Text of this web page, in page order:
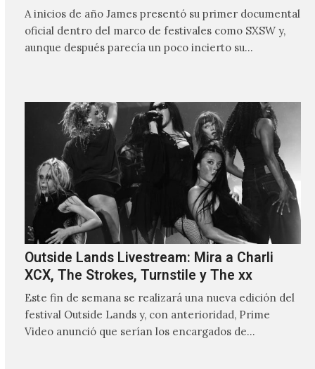
A inicios de año James presentó su primer documental
oficial dentro del marco de festivales como SXSW y,
aunque después parecía un poco incierto su…
Outside Lands Livestream: Mira a Charli
XCX, The Strokes, Turnstile y The xx
Este fin de semana se realizará una nueva edición del
festival Outside Lands y, con anterioridad, Prime
Video anunció que serían los encargados de